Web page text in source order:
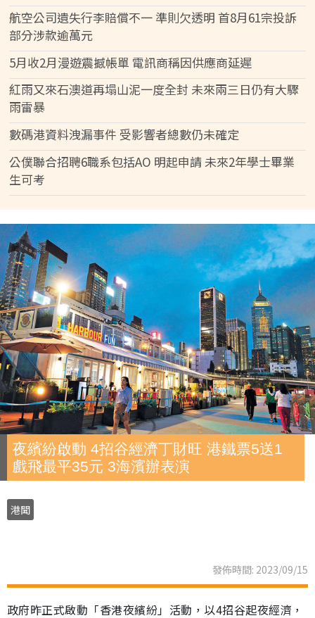
航空公司遺失行李賠償不一 準則欠透明 首8月61宗投訴
部分涉款逾萬元
5月收2月漫遊震撼帳單 電訊商稱因供應商延遲
紅雨又來石澳道再塌山泥一度全封 未來兩三日仍有大驟
雨雷暴
數碼港資料洩漏事件 受影響者總數仍未確定
公僕聯合招聘6職系包括AO 明起申請 未來2年學士畢業
生可考
夜繽紛啟動 4招谷經濟丁財旺 港鐵票5送1
戲飛最平35元 3海濱辦表演
港聞
發佈時間: 2023/09/15
政府昨正式啟動「香港夜繽紛」活動，以4招谷起夜經濟，